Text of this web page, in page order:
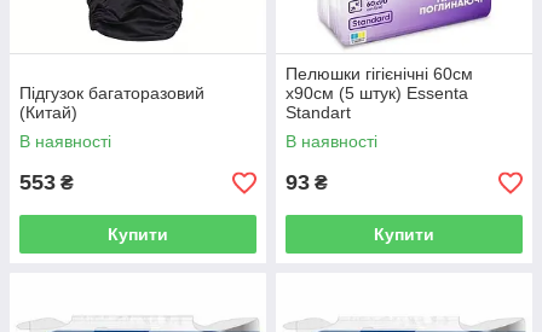
Підгузок багаторазовий
(Китай)
В наявності
553 ₴
Купити
Пелюшки гігієнічні 60см
х90см (5 штук) Essenta
Standart
В наявності
93 ₴
Купити